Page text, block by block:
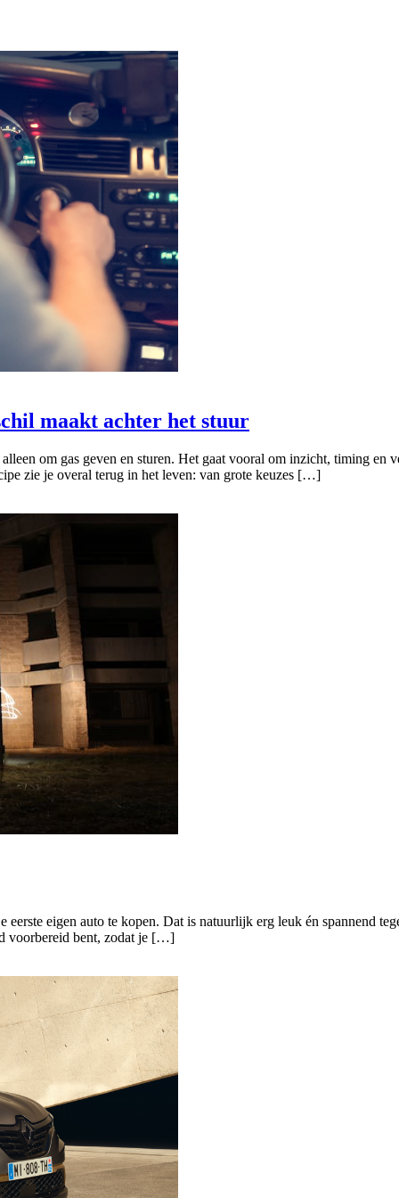
maakt achter het stuur
om gas geven en sturen. Het gaat vooral om inzicht, timing
zie je overal terug in het leven: van grote keuzes […]
eigen auto te kopen. Dat is natuurlijk erg leuk én spannend
voorbereid bent, zodat je […]